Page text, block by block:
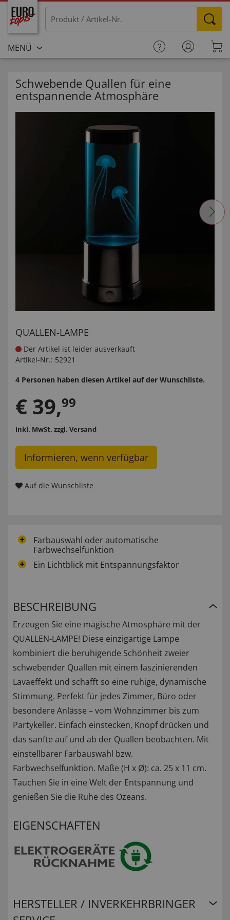
MENÜ
Schwebende Quallen für eine
entspannende Atmosphäre
QUALLEN-LAMPE
Der Artikel ist leider ausverkauft
Artikel-Nr.: 52921
4 Personen haben diesen Artikel auf der Wunschliste.
€ 39,99
inkl. MwSt. zzgl. Versand
Informieren, wenn verfügbar
Auf die Wunschliste
Farbauswahl oder automatische
Farbwechselfunktion
Ein Lichtblick mit Entspannungsfaktor
BESCHREIBUNG
Erzeugen Sie eine magische Atmosphäre mit der
QUALLEN-LAMPE! Diese einzigartige Lampe
kombiniert die beruhigende Schönheit zweier
schwebender Quallen mit einem faszinierenden
Lavaeffekt und schafft so eine ruhige, dynamische
Stimmung. Perfekt für jedes Zimmer, Büro oder
besondere Anlässe – vom Wohnzimmer bis zum
Partykeller. Einfach einstecken, Knopf drücken und
das sanfte auf und ab der Quallen beobachten. Mit
einstellbarer Farbauswahl bzw.
Farbwechselfunktion. Maße (H x Ø): ca. 25 x 11 cm.
Tauchen Sie in eine Welt der Entspannung und
genießen Sie die Ruhe des Ozeans.
EIGENSCHAFTEN
HERSTELLER / INVERKEHRBRINGER